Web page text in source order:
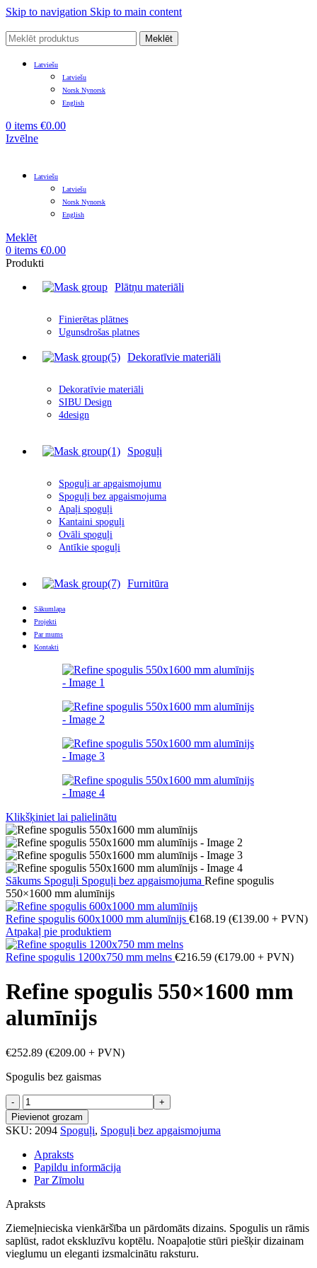
Skip to navigation Skip to main content
Meklēt
Latviešu
Latviešu
Norsk Nynorsk
English
0 items €0.00
Izvēlne
Latviešu
Latviešu
Norsk Nynorsk
English
Meklēt
0 items €0.00
Produkti
Plātņu materiāli
Finierētas plātnes
Ugunsdrošas platnes
Dekoratīvie materiāli
Dekoratīvie materiāli
SIBU Design
4design
Spoguļi
Spoguļi ar apgaismojumu
Spoguļi bez apgaismojuma
Apaļi spoguļi
Kantaini spoguļi
Ovāli spoguļi
Antīkie spoguļi
Furnitūra
Sākumlapa
Projekti
Par mums
Kontakti
Klikšķiniet lai palielinātu
Sākums Spoguļi Spoguļi bez apgaismojuma Refine spogulis
550×1600 mm alumīnijs
Refine spogulis 600x1000 mm alumīnijs €168.19 (€139.00 + PVN)
Atpakaļ pie produktiem
Refine spogulis 1200x750 mm melns €216.59 (€179.00 + PVN)
Refine spogulis 550×1600 mm
alumīnijs
€252.89 (€209.00 + PVN)
Spogulis bez gaismas
Refine
spogulis
550x1600
mm
alumīnijs
daudzums
Pievienot grozam
SKU: 2094 Spoguļi, Spoguļi bez apgaismojuma
Apraksts
Papildu informācija
Par Zīmolu
Apraksts
Ziemeļnieciska vienkāršība un pārdomāts dizains. Spogulis un rāmis
saplūst, radot ekskluzīvu koptēlu. Noapaļotie stūri piešķir dizainam
vieglumu un eleganti izsmalcinātu raksturu.